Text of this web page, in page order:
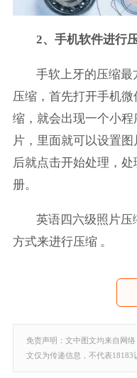
2、手机软件进行
手软上牙的压缩
压缩，首先打开手机
缩，就会出现一个小
片，里面就可以设置
后就点击开始处理，
册。
英语四六级照片
方式来进行压缩 。
免责声明：文中图文均来自网
文仅为传递信息，不代表18183